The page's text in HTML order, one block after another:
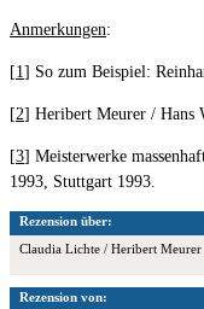
Anmerkungen:
[1 ] So zum Beispiel:
[2] Heribert Meurer / Hans
[3] Meisterwerke
1993, Stuttgart 1993.
Rezension über:
Claudia Lichte / Heribert
Rezension von: